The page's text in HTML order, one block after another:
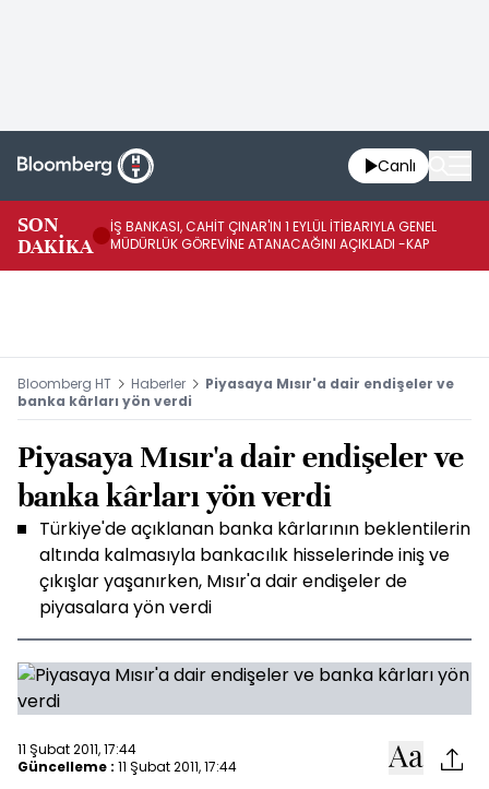
Canlı
SON
DAKİKA
İŞ BANKASI, CAHİT ÇINAR'IN 1 EYLÜL İTİBARIYLA GENEL
MÜDÜRLÜK GÖREVİNE ATANACAĞINI AÇIKLADI -KAP
Bloomberg HT Haberler
Piyasaya Mısır'a dair endişeler ve
banka kârları yön verdi
Piyasaya Mısır'a dair endişeler ve
banka kârları yön verdi
Türkiye'de açıklanan banka kârlarının beklentilerin
altında kalmasıyla bankacılık hisselerinde iniş ve
çıkışlar yaşanırken, Mısır'a dair endişeler de
piyasalara yön verdi
11 Şubat 2011, 17:44
Güncelleme : 11 Şubat 2011, 17:44